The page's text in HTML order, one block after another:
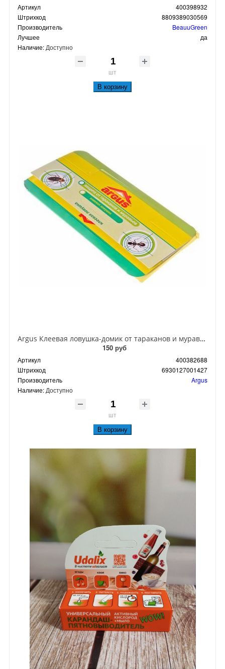
Артикул
400398932
Штрихкод
8809389030569
Производитель
BeauuGreen
Лучшее
да
Наличие: Доступно
шт
В корзину
Argus Клеевая ловушка-домик от тараканов и муравьев
150 руб
Артикул
400382688
Штрихкод
6930127001427
Производитель
Argus
Наличие: Доступно
шт
В корзину